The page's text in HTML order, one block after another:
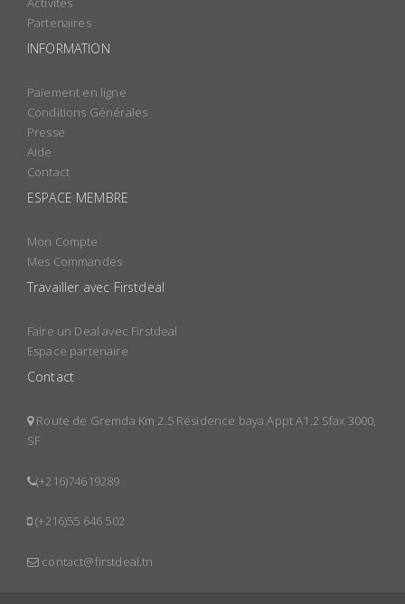
Partenaires
INFORMATION
Paiement en ligne
Conditions Générales
Presse
Aide
Contact
ESPACE MEMBRE
Mon Compte
Mes Commandes
Travailler avec Firstdeal
Faire un Deal avec Firstdeal
Espace partenaire
Contact
Route de Gremda Km 2.5 Résidence baya Appt A1.2 Sfax 3000,
SF
(+216)74619289
(+216)55 646 502
contact@firstdeal.tn